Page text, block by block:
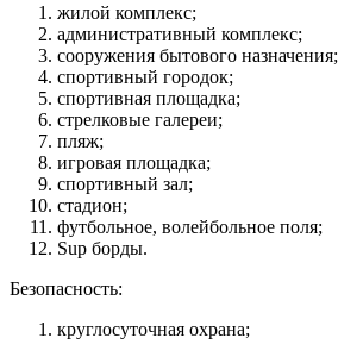
жилой комплекс;
административный комплекс;
сооружения бытового назначения;
спортивный городок;
спортивная площадка;
стрелковые галереи;
пляж;
игровая площадка;
спортивный зал;
стадион;
футбольное, волейбольное поля;
Sup борды.
Безопасность:
круглосуточная охрана;